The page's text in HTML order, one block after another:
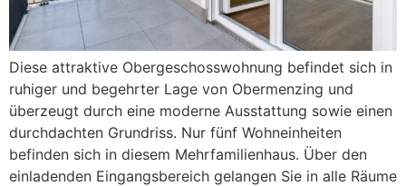
Diese attraktive Obergeschosswohnung befindet sich in
ruhiger und begehrter Lage von Obermenzing und
überzeugt durch eine moderne Ausstattung sowie einen
durchdachten Grundriss. Nur fünf Wohneinheiten
befinden sich in diesem Mehrfamilienhaus. Über den
einladenden Eingangsbereich gelangen Sie in alle Räume